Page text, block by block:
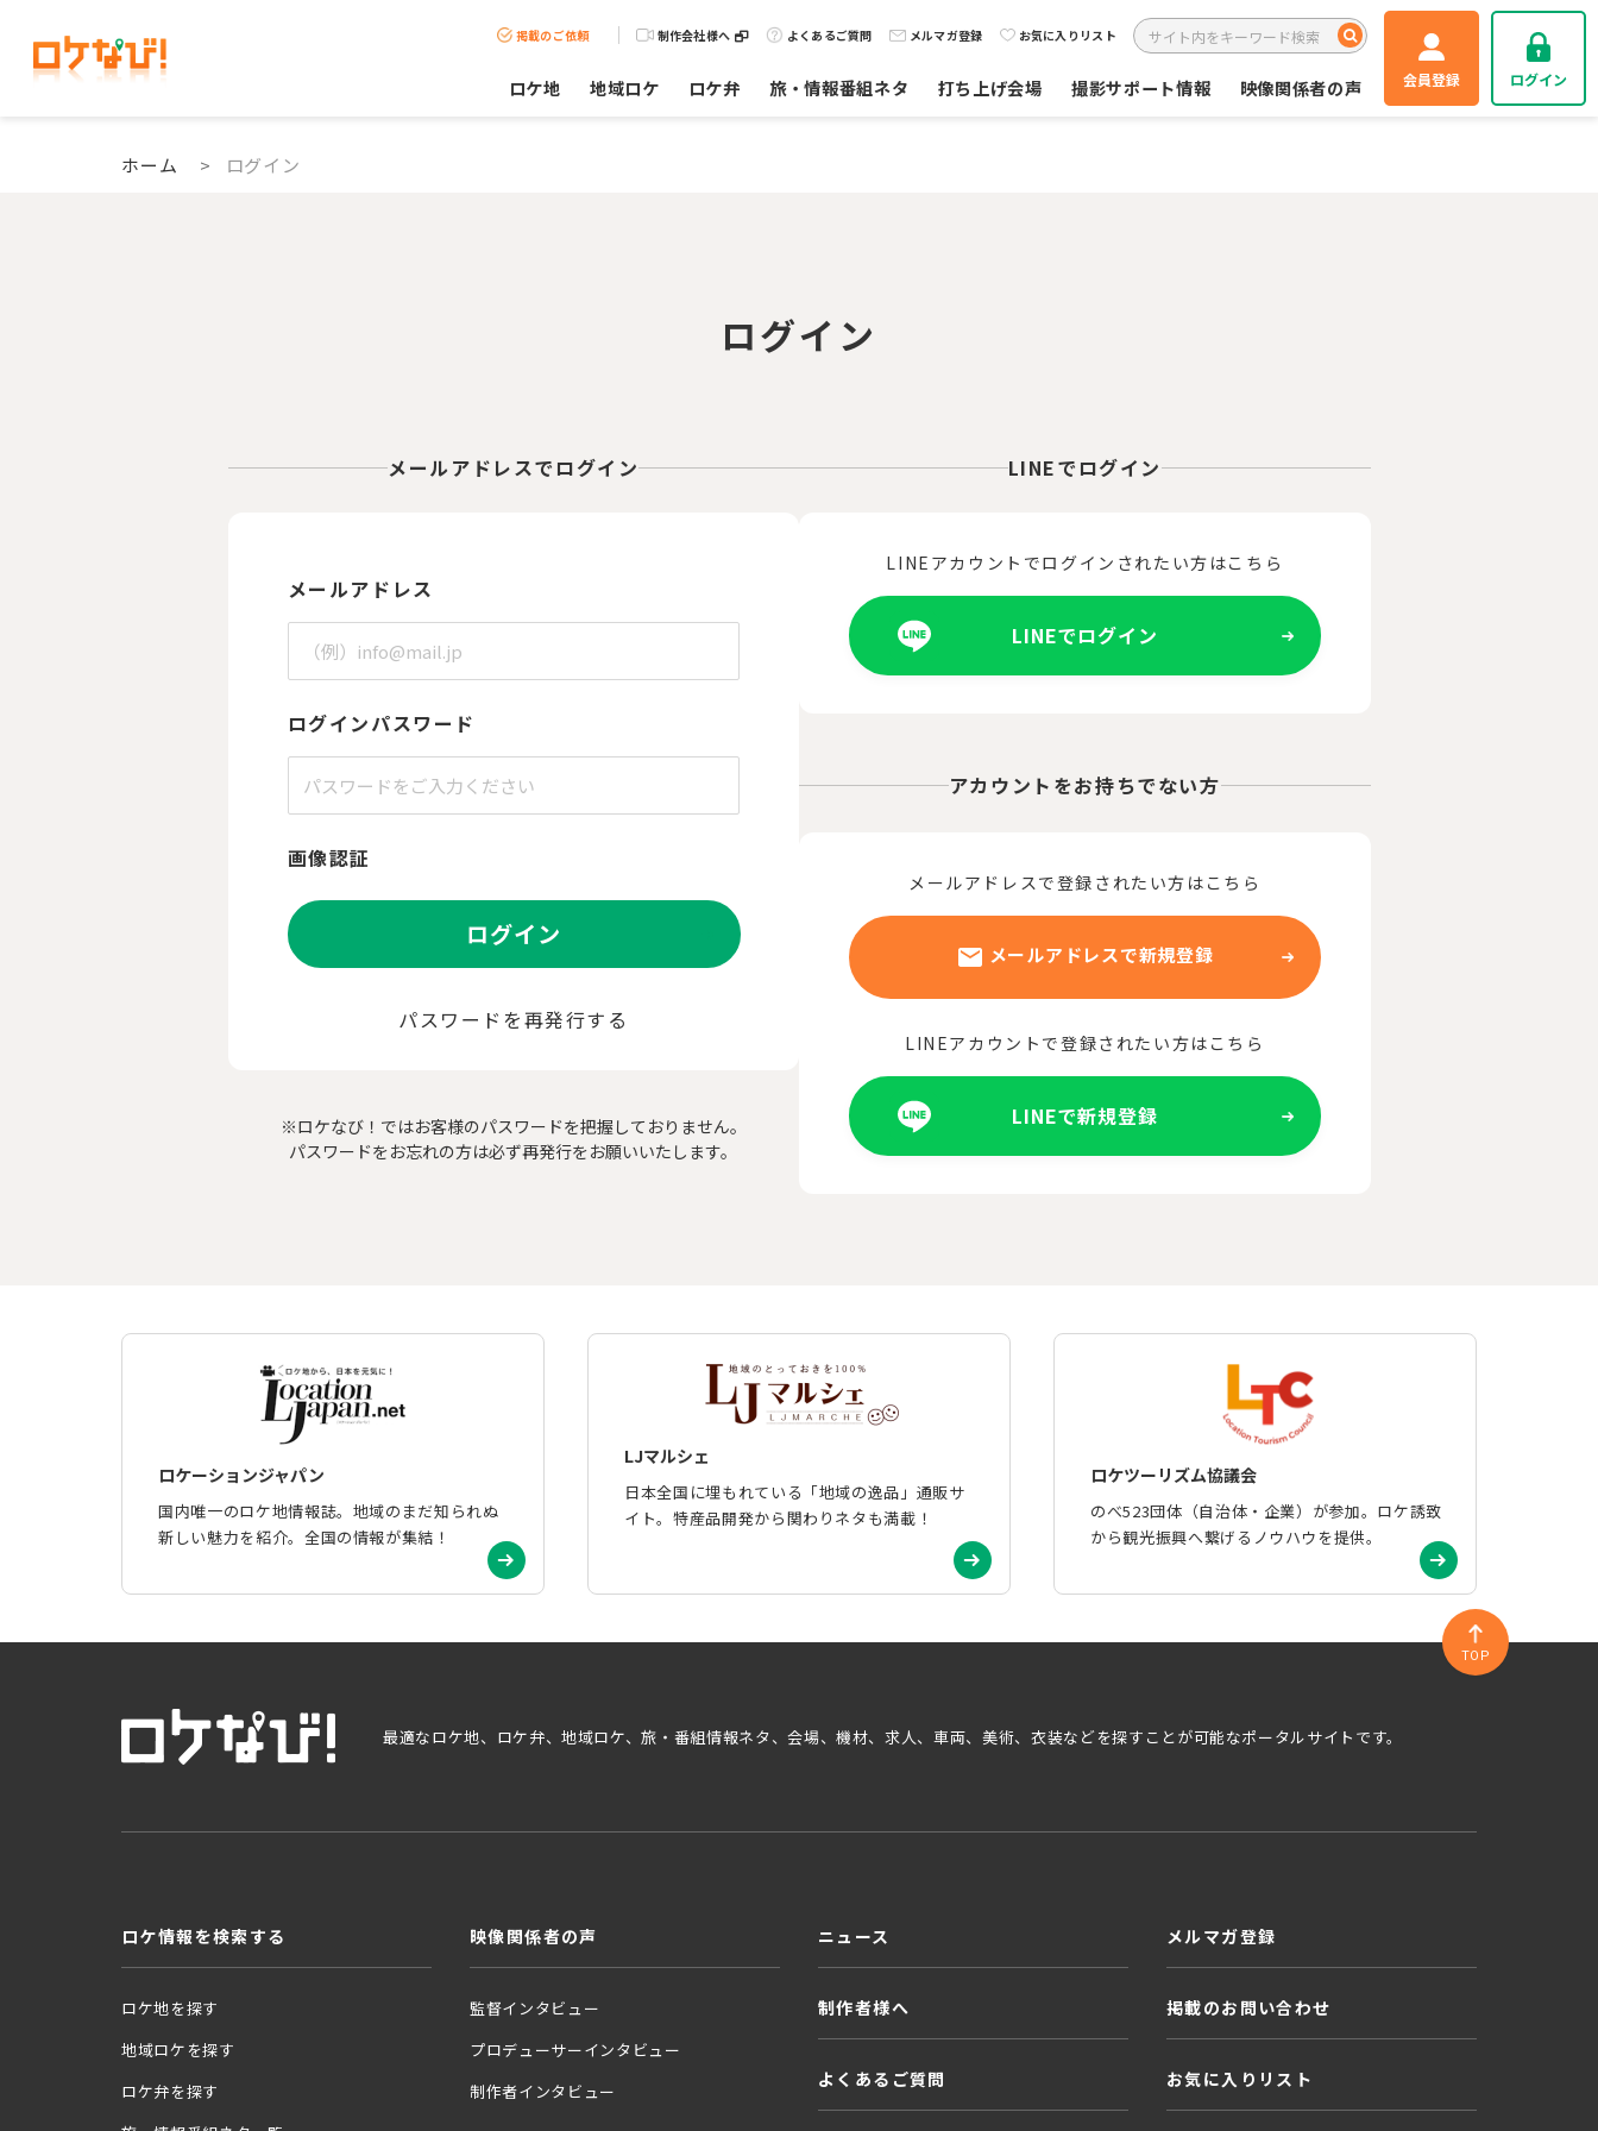
掲載のご依頼 制作会社様へ よくあるご質問 メルマガ登録 お気に入りリスト
ロケ地 地域ロケ ロケ弁 旅・情報番組ネタ 打ち上げ会場 撮影サポート情報 映像関係者の声 会員登録 ログイン
ホーム > ログイン
ログイン
メールアドレスでログイン
メールアドレス
ログインパスワード
画像認証
ログイン
パスワードを再発行する
※ロケなび！ではお客様のパスワードを把握しておりません。
パスワードをお忘れの方は必ず再発行をお願いいたします。
LINEでログイン
LINEアカウントでログインされたい方はこちら
LINEでログイン
アカウントをお持ちでない方
メールアドレスで登録されたい方はこちら
メールアドレスで新規登録
LINEアカウントで登録されたい方はこちら
LINEで新規登録
ロケーションジャパン
国内唯一のロケ地情報誌。地域のまだ知られぬ
新しい魅力を紹介。全国の情報が集結！
LJマルシェ
日本全国に埋もれている「地域の逸品」通販サ
イト。特産品開発から関わりネタも満載！
ロケツーリズム協議会
のべ523団体（自治体・企業）が参加。ロケ誘致
から観光振興へ繋げるノウハウを提供。
TOP
最適なロケ地、ロケ弁、地域ロケ、旅・番組情報ネタ、会場、機材、求人、車両、美術、衣装などを探すことが可能なポータルサイトです。
ロケ情報を検索する
ロケ地を探す
地域ロケを探す
ロケ弁を探す
映像関係者の声
監督インタビュー
プロデューサーインタビュー
制作者インタビュー
ニュース
制作者様へ
よくあるご質問
メルマガ登録
掲載のお問い合わせ
お気に入りリスト